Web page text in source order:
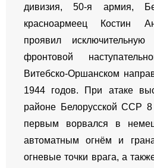
дивизия, 50-я армия,
красноармеец Костин
проявил
фронтовой
Витебско-Оршанском
1944 годов. При атаке
районе Белорусской ССР 8
первым ворвался в
автоматным огнём и
огневые точки врага, а